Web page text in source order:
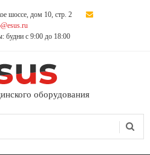
шоссе, дом 10, стр. 2
будни с 9:00 до 18:00
оборудования